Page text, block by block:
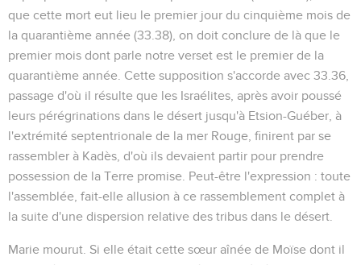
que cette mort eut lieu le premier jour du cinquième mois de
la quarantième année (33.38), on doit conclure de là que le
premier mois dont parle notre verset est le premier de la
quarantième année. Cette supposition s'accorde avec 33.36
passage d'où il résulte que les Israélites, après avoir poussé
leurs pérégrinations dans le désert jusqu'à Etsion-Guéber, à
l'extrémité septentrionale de la mer Rouge, finirent par se
rassembler à Kadès, d'où ils devaient partir pour prendre
possession de la Terre promise. Peut-être l'expression : toute
l'assemblée, fait-elle allusion à ce rassemblement complet à
la suite d'une dispersion relative des tribus dans le désert.
Marie mourut . Si elle était cette sœur aînée de Moïse dont il